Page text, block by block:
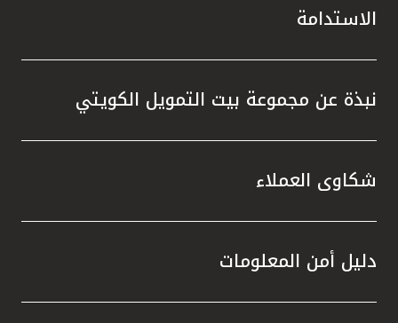
الاستدامة
نبذة عن مجموعة بيت التمويل الكويتي
شكاوى العملاء
دليل أمن المعلومات